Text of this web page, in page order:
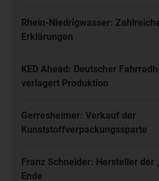
Rhein-Niedrigwasser:
Erklärungen
KED Ahead: Deutscher
verlagert Produktion
Gerresheimer: Verkauf der
Kunststoffverpackungssparte
Franz Schneider: Hersteller der
Ende